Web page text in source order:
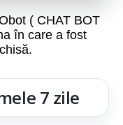
( CHAT BOT
în care a fost
7 zile